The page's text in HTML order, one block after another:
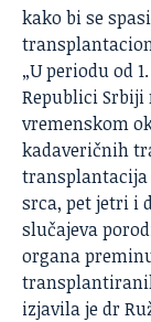
kako bi se
„U periodu od
Republici Srbiji
vremenskom
kadaveričnih
transplantacija
srca, pet jetri i
slučajeva
organa
izjavila je dr